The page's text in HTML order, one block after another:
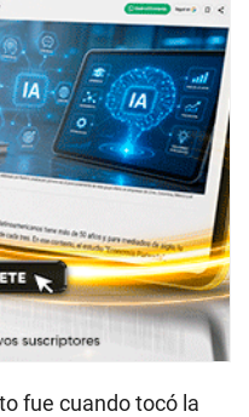
fue cuando tocó la